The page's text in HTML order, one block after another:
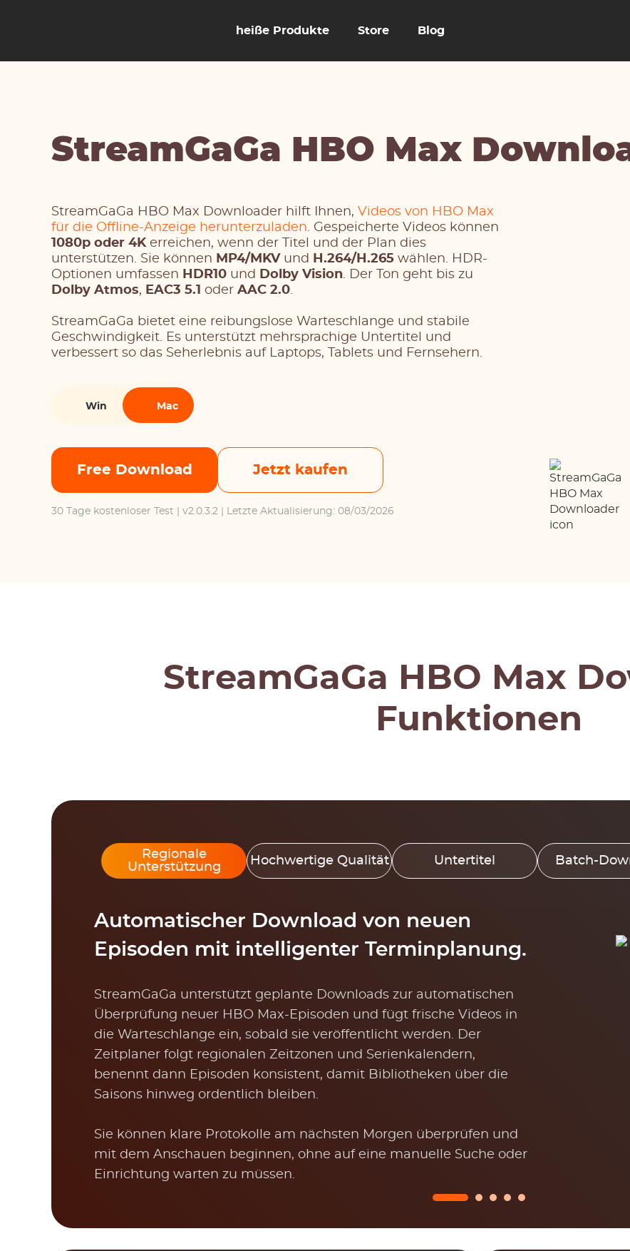
heiße Produkte Store Blog
StreamGaGa HBO Max
StreamGaGa HBO Max Downloader hilft Ihnen, Videos von HBO Max
für die Offline-Anzeige herunterzuladen. Gespeicherte Videos können
1080p oder 4Kerreichen, wenn der Titel und der Plan dies
unterstützen. Sie können MP4/MKV und H.264/H.265 wählen. HDR-
Optionen umfassen HDR10 und Dolby Vision. Der Ton geht bis zu
Dolby Atmos, EAC3 5.1 oder AAC 2.0.
StreamGaGa bietet eine reibungslose Warteschlange und stabile
Geschwindigkeit. Es unterstützt mehrsprachige Untertitel und
verbessert so das Seherlebnis auf Laptops, Tablets und Fernsehern.
Win Mac
Free Download Jetzt kaufen
30 Tage kostenloser Test | v2.0.3.2 | Letzte Aktualisierung: 08/03/2026
StreamGaGa HBO Max
Funktionen
Regionale
Unterstützung
Hochwertige Qualität Untertitel Batch-
Automatischer Download von neuen
Episoden mit intelligenter Terminplanung.
StreamGaGa unterstützt geplante Downloads zur automatischen
Überprüfung neuer HBO Max-Episoden und fügt frische Videos in
die Warteschlange ein, sobald sie veröffentlicht werden. Der
Zeitplaner folgt regionalen Zeitzonen und Serienkalendern,
benennt dann Episoden konsistent, damit Bibliotheken über die
Saisons hinweg ordentlich bleiben.
Sie können klare Protokolle am nächsten Morgen überprüfen und
mit dem Anschauen beginnen, ohne auf eine manuelle Suche oder
Einrichtung warten zu müssen.